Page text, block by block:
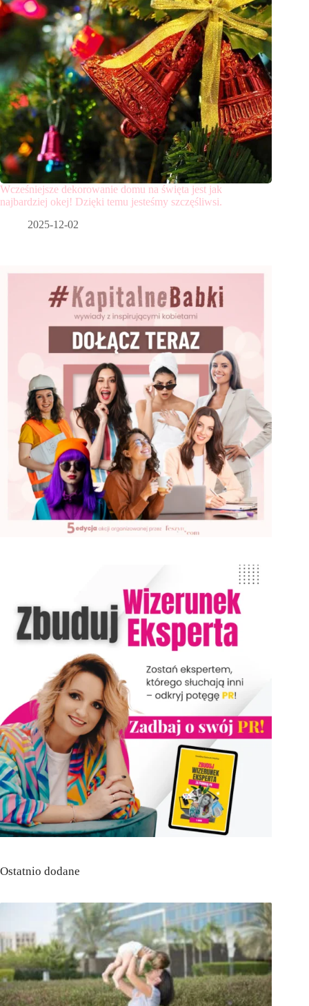
Wcześniejsze dekorowanie domu na święta jest jak
najbardziej okej! Dzięki temu jesteśmy szczęśliwsi.
2025-12-02
Ostatnio dodane